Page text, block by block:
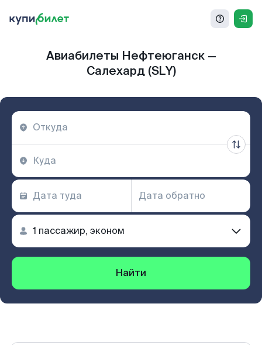
Авиабилеты Нефтеюганск —
Салехард (SLY)
Найти